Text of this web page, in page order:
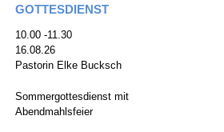
»
GOTTESDIENST
10.00 -11.30
16.08.26
Pastorin Elke Bucksch
Sommergottesdienst mit
Abendmahlsfeier